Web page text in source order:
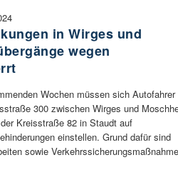
in Wirges und
wegen
Wochen müssen sich Autofahrer
300 zwischen Wirges und
Kreisstraße 82 in Staudt auf
einstellen. Grund dafür sind
sowie